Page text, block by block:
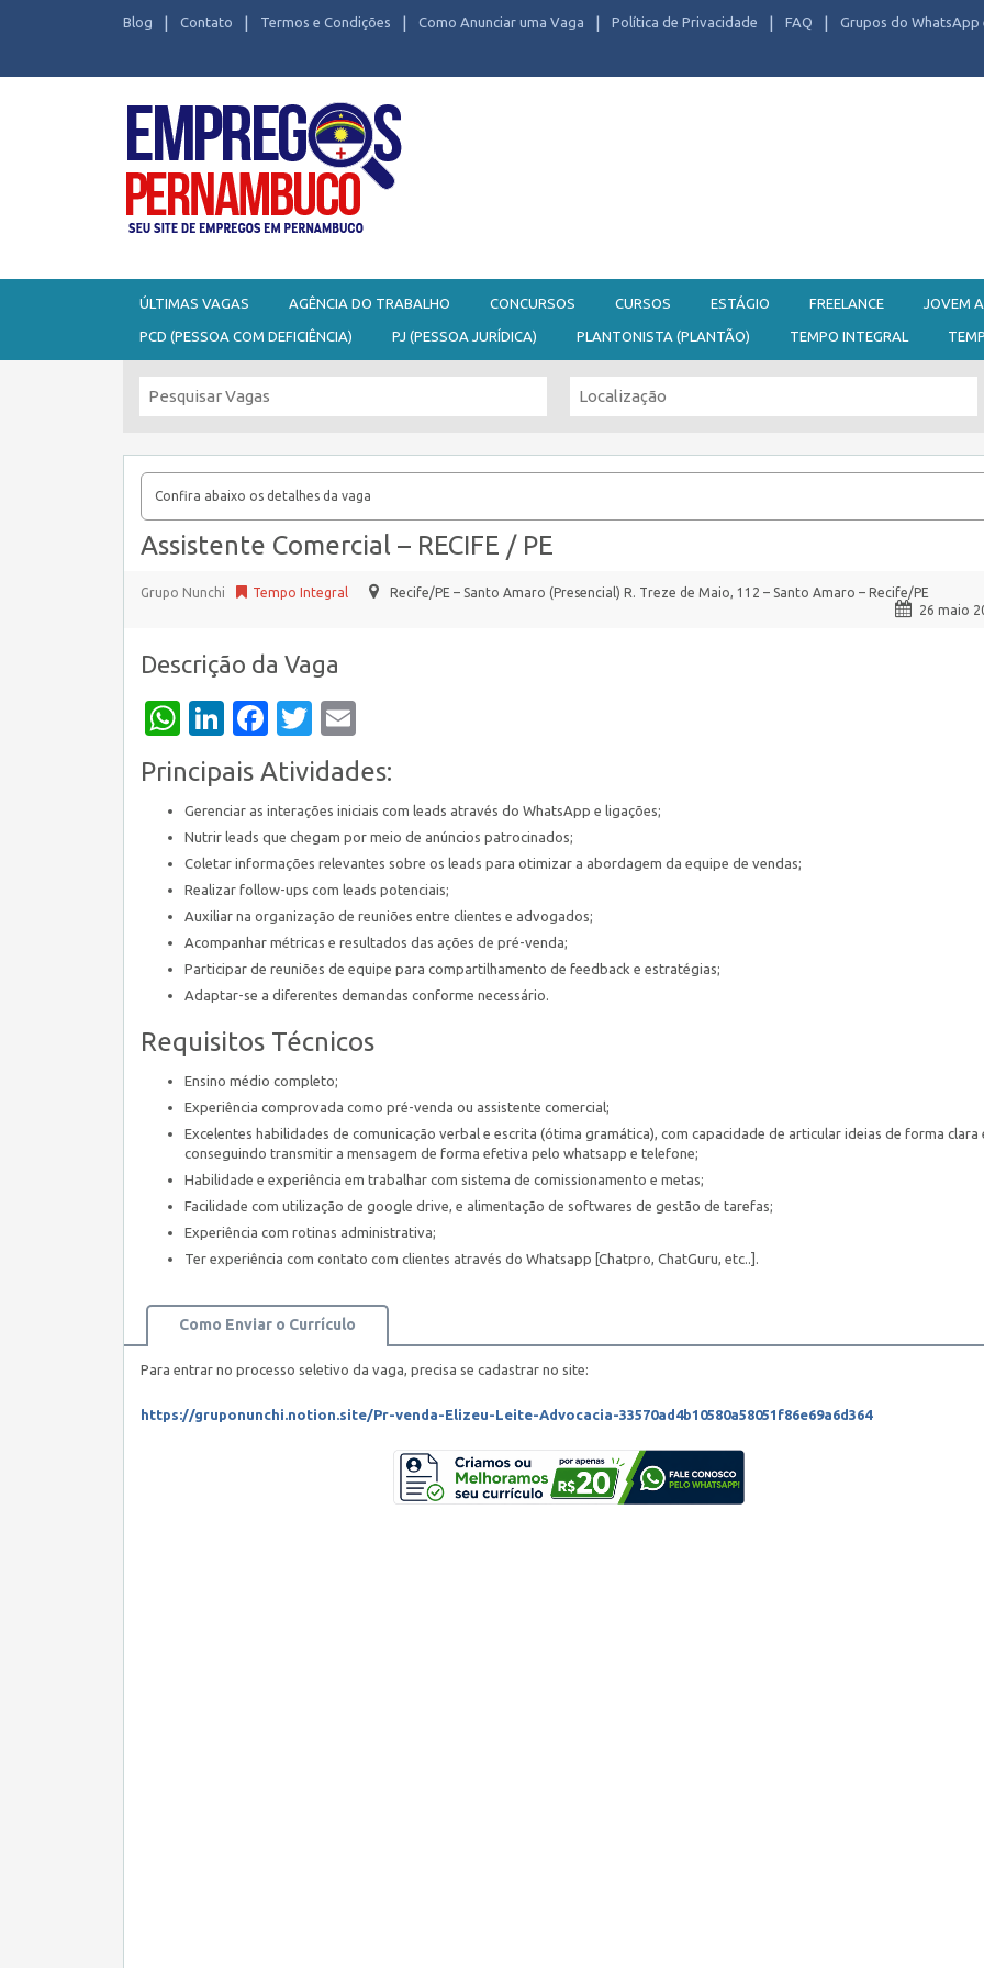
Blog Contato Termos e Condições Como Anunciar uma Vaga Política de Privacidade FAQ Grupos do WhatsApp
ÚLTIMAS VAGAS AGÊNCIA DO TRABALHO CONCURSOS CURSOS ESTÁGIO FREELANCE JOVEM
PCD (PESSOA COM DEFICIÊNCIA) PJ (PESSOA JURÍDICA) PLANTONISTA (PLANTÃO) TEMPO INTEGRAL
Confira abaixo os detalhes da vaga
Assistente Comercial – RECIFE / PE
Grupo Nunchi Tempo Integral
Recife/PE – Santo Amaro (Presencial) R. Treze de Maio, 112 – Santo Amaro – Recife/PE
26 maio
Descrição da Vaga
WhatsApp
LinkedIn
Facebook
Twitter
Principais Atividades:
Gerenciar as interações iniciais com leads através do WhatsApp e ligações;
Nutrir leads que chegam por meio de anúncios patrocinados;
Coletar informações relevantes sobre os leads para otimizar a abordagem da equipe de vendas;
Realizar follow-ups com leads potenciais;
Auxiliar na organização de reuniões entre clientes e advogados;
Acompanhar métricas e resultados das ações de pré-venda;
Participar de reuniões de equipe para compartilhamento de feedback e estratégias;
Adaptar-se a diferentes demandas conforme necessário.
Requisitos Técnicos
Ensino médio completo;
Experiência comprovada como pré-venda ou assistente comercial;
Excelentes habilidades de comunicação verbal e escrita (ótima gramática), com capacidade de articular ideias de forma clara
conseguindo transmitir a mensagem de forma efetiva pelo whatsapp e telefone;
Habilidade e experiência em trabalhar com sistema de comissionamento e metas;
Facilidade com utilização de google drive, e alimentação de softwares de gestão de tarefas;
Experiência com rotinas administrativa;
Ter experiência com contato com clientes através do Whatsapp [Chatpro, ChatGuru, etc..].
Como Enviar o Currículo
Para entrar no processo seletivo da vaga, precisa se cadastrar no site:
https://gruponunchi.notion.site/Pr-venda-Elizeu-Leite-Advocacia-33570ad4b10580a58051f86e69a6d364